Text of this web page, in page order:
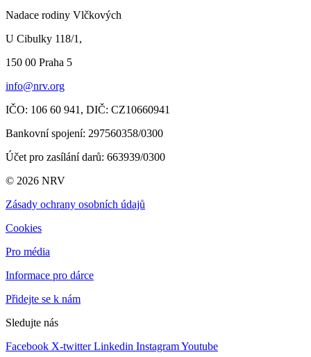
Nadace rodiny Vlčkových
U Cibulky 118/1,
150 00 Praha 5
info@nrv.org
IČO: 106 60 941, DIČ: CZ10660941
Bankovní spojení: 297560358/0300
Účet pro zasílání darů: 663939/0300
© 2026 NRV
Zásady ochrany osobních údajů
Cookies
Pro média
Informace pro dárce
Přidejte se k nám
Sledujte nás
Facebook X-twitter Linkedin InstagramYoutube